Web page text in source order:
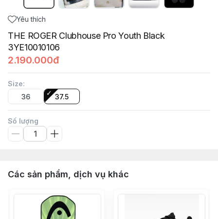
Yêu thích
THE ROGER Clubhouse Pro Youth Black
3YE10010106
2.190.000đ
Size:
36
37.5
Số lượng
Các sản phẩm, dịch vụ khác